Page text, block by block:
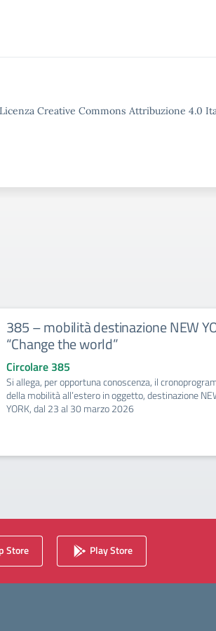
Creative Commons Attribuzione 4.0
385 – mobilità destinazione NEW
“Change the world”
Circolare 385
Si allega, per opportuna conoscenza, il
della mobilità all’estero in oggetto, destinazione
YORK, dal 23 al 30 marzo 2026
Store Play Store